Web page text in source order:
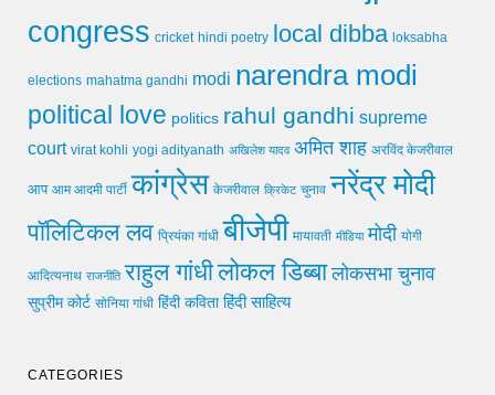
congress cricket hindi poetry local dibba loksabha
elections mahatma gandhi modi narendra modi
political love politics rahul gandhi supreme
court virat kohli yogi adityanath अखिलेश यादव अमित शाह अरविंद केजरीवाल
आप आम आदमी पार्टी कांग्रेस केजरीवाल क्रिकेट चुनाव नरेंद्र मोदी
पॉलिटिकल लव प्रियंका गांधी बीजेपी मायावती मीडिया मोदी योगी
आदित्यनाथ राजनीति राहुल गांधीलोकल डिब्बा लोकसभा चुनाव
सुप्रीम कोर्ट सोनिया गांधी हिंदी कविता हिंदी साहित्य
CATEGORIES